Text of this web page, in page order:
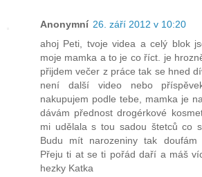
Anonymní 26. září 2012 v 10:20
ahoj Peti, tvoje videa a celý blok
moje mamka a to je co říct. je
přijdem večer z práce tak se hned
není další video nebo
nakupujem podle tebe, mamka je
dávám přednost drogérkové
mi udělala s tou sadou štetců co
Budu mít narozeniny tak doufám
Přeju ti at se ti pořád daří a máš
hezky Katka